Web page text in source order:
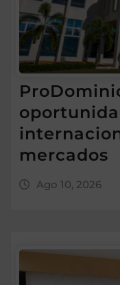
mercados
Ago 10, 2026